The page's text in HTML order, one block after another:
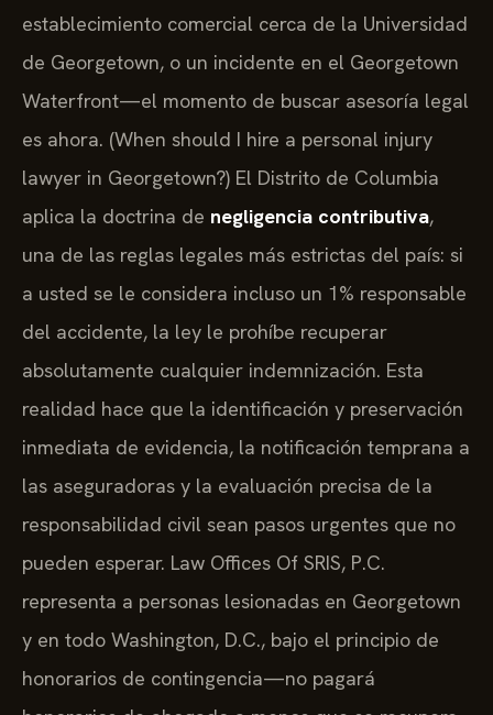
establecimiento comercial cerca de la Universidad
de Georgetown, o un incidente en el Georgetown
Waterfront—el momento de buscar asesoría legal
es ahora. (When should I hire a personal injury
lawyer in Georgetown?) El Distrito de Columbia
aplica la doctrina de negligencia contributiva,
una de las reglas legales más estrictas del país: si
a usted se le considera incluso un 1% responsable
del accidente, la ley le prohíbe recuperar
absolutamente cualquier indemnización. Esta
realidad hace que la identificación y preservación
inmediata de evidencia, la notificación temprana a
las aseguradoras y la evaluación precisa de la
responsabilidad civil sean pasos urgentes que no
pueden esperar. Law Offices Of SRIS, P.C.
representa a personas lesionadas en Georgetown
y en todo Washington, D.C., bajo el principio de
honorarios de contingencia—no pagará